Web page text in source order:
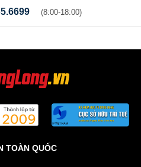
(8:00-18:00)
TOÀN QUỐC